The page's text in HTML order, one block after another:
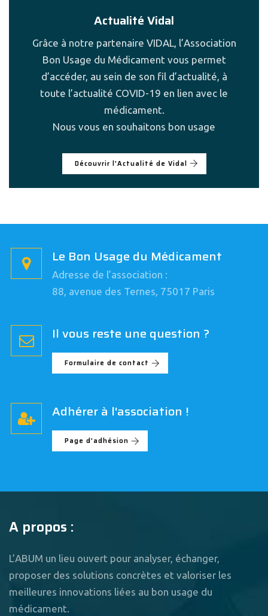
Actualité Vidal
Grâce à notre partenaire VIDAL, l’Association
Bon Usage du Médicament vous permet
d’accéder, au sein de son fil d’actualité, à
toute l’actualité COVID-19 en lien avec le
médicament.
Nous vous en souhaitons bon usage
Découvrir l'Actualité de Vidal
Le Bon Usage du Médicament
Adresse de l’association :
88, avenue des Ternes, 75017 Paris
Il vous reste une question ?
Formulaire de contact
Adhérer à l'association !
Page d'adhésion
A propos :
L’ABUM un lieu ouvert pour analyser, échanger,
proposer des solutions concrètes et valoriser les
meilleures innovations liées au bon usage du
médicament.